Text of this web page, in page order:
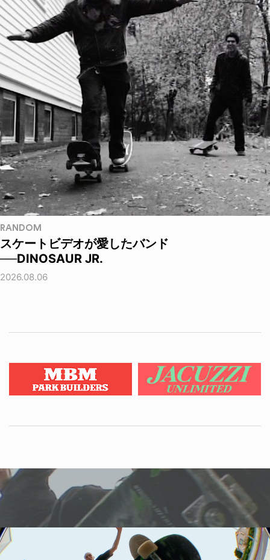
RANDOM
スケートビデオが愛したバンド
──DINOSAUR JR.
2026.08.06